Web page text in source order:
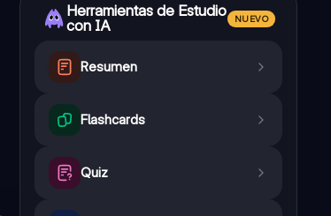
Herramientas de Estudio
con IA
NUEVO
Resumen
Flashcards
Quiz